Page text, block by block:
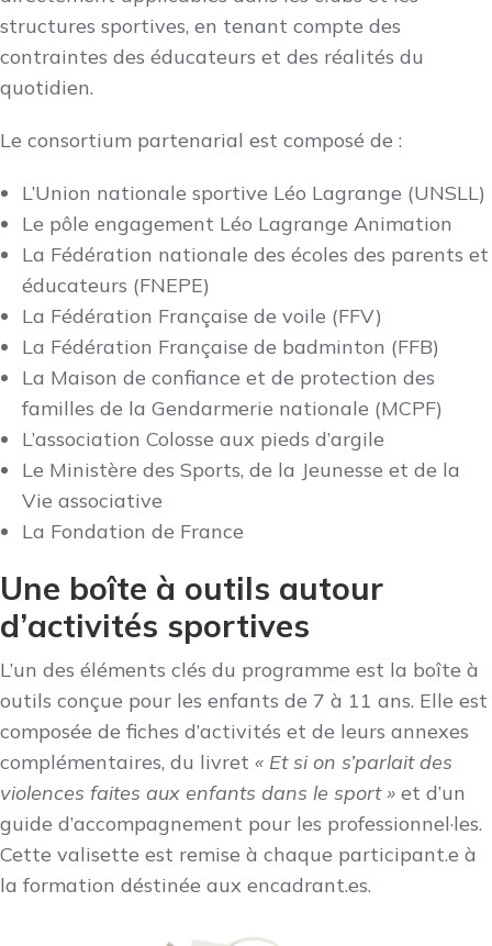
structures sportives, en tenant compte des
contraintes des éducateurs et des réalités du
quotidien.
Le consortium partenarial est composé de :
L’Union nationale sportive Léo Lagrange (UNSLL)
Le pôle engagement Léo Lagrange Animation
La Fédération nationale des écoles des parents et
éducateurs (FNEPE)
La Fédération Française de voile (FFV)
La Fédération Française de badminton (FFB)
La Maison de confiance et de protection des
familles de la Gendarmerie nationale (MCPF)
L’association Colosse aux pieds d’argile
Le Ministère des Sports, de la Jeunesse et de la
Vie associative
La Fondation de France
Une boîte à outils autour
d’activités sportives
L’un des éléments clés du programme est la boîte à
outils conçue pour les enfants de 7 à 11 ans. Elle est
composée de fiches d’activités et de leurs annexes
complémentaires, du livret « Et si on s’parlait des
violences faites aux enfants dans le sport » et d’un
guide d’accompagnement pour les professionnel·les.
Cette valisette est remise à chaque participant.e à
la formation déstinée aux encadrant.es.